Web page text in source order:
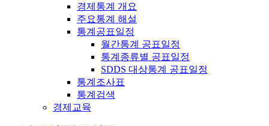
경제통계 개요
주요통계 해설
통계공표일정
월간통계 공표일정
통계종류별 공표일정
SDDS 대상통계 공표일정
통계조사표
통계검색
경제교육